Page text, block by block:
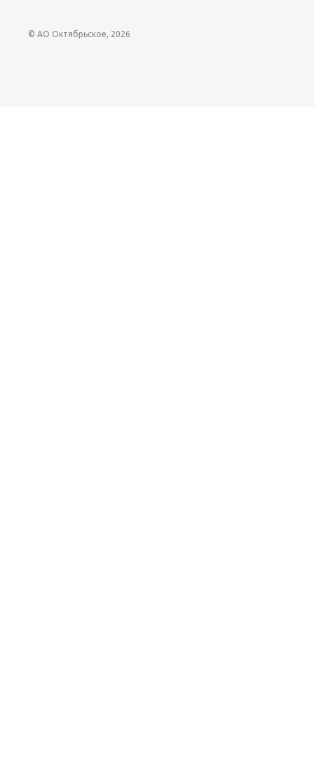
© АО Октябрьское, 2026